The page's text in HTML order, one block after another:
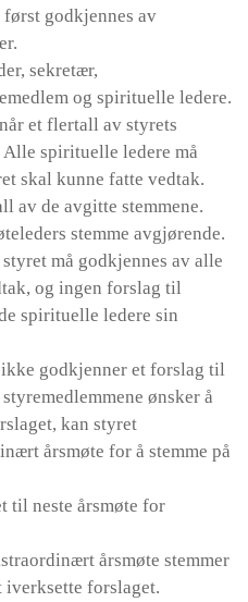
først godkjennes av
sekretær,
og spirituelle ledere.
et flertall av styrets
spirituelle ledere må
skal kunne fatte vedtak.
av de avgitte stemmene.
stemme avgjørende.
må godkjennes av alle
og ingen forslag til
spirituelle ledere sin
godkjenner et forslag til
ønsker å
kan styret
årsmøte for å stemme på
til neste årsmøte for
årsmøte stemmer
forslaget.